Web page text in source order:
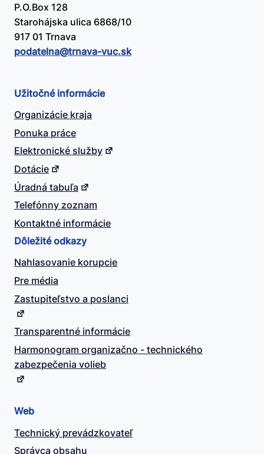
P.O.Box 128
Starohájska ulica 6868/10
917 01 Trnava
podatelna@​trnava-vuc.sk
Užitočné informácie
Organizácie kraja
Ponuka práce
Elektronické služby
Dotácie
Úradná tabuľa
Telefónny zoznam
Kontaktné informácie
Dôležité odkazy
Nahlasovanie korupcie
Pre média
Zastupiteľstvo a poslanci
Transparentné informácie
Harmonogram organizačno - technického
zabezpečenia volieb
Web
Technický prevádzkovateľ
Správca obsahu